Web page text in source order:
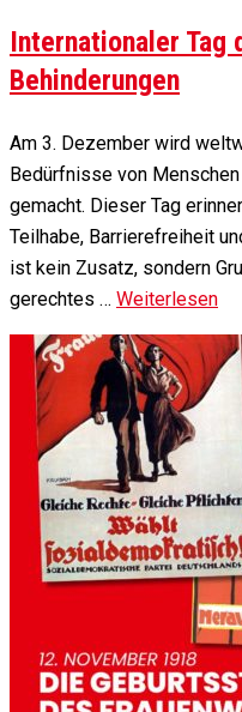
Internationaler Tag
Behinderungen
Am 3. Dezember wird
Bedürfnisse von
gemacht. Dieser Tag
Teilhabe, Barrierefreiheit
ist kein Zusatz, sondern
gerechtes … Weiterlesen